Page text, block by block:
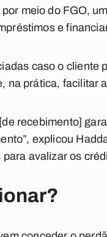
meio do FGO,
e
caso o cliente
na prática, facilitar
recebimento]
explicou
avalizar os